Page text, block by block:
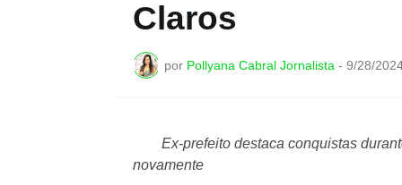
Claros
por Pollyana Cabral Jornalista - 9/28/
Ex-prefeito destaca conquistas
novamente